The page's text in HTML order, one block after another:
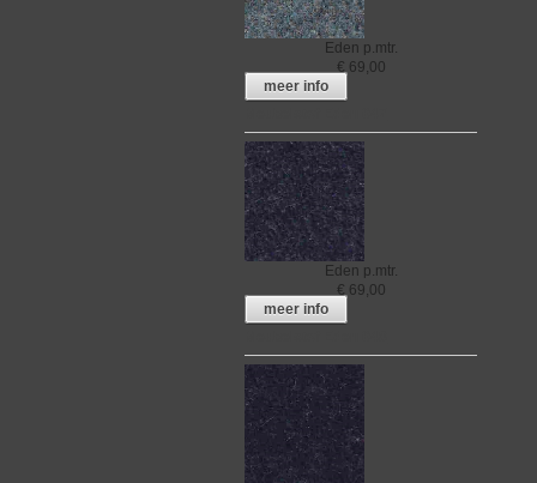
Eden p.mtr.
€ 69,00
meer info
Eden p.mtr.
€ 69,00
meer info